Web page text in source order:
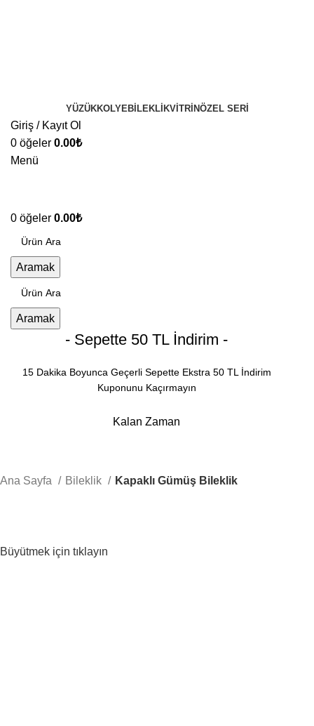
YÜZÜKKOLYE BILEKLIKVITRINÖZEL SERI
Giriş / Kayıt Ol
0 öğeler 0.00₺
Menü
0 öğeler 0.00₺
Aramak
Aramak
- Sepette 50 TL İndirim -
15 Dakika Boyunca Geçerli Sepette Ekstra 50 TL İndirim
Kuponunu Kaçırmayın
Kalan Zaman
Ana Sayfa Bileklik Kapaklı Gümüş Bileklik
Büyütmek için tıklayın